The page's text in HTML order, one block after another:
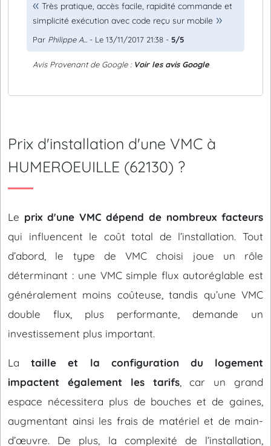
Très pratique, accès facile, rapidité commande et
simplicité exécution avec code reçu sur mobile
Par Philippe A... - Le 13/11/2017 21:38 - 5/5
Avis Provenant de Google : Voir les avis Google
Prix d'installation d'une VMC à
HUMEROEUILLE (62130) ?
Le prix d'une VMC dépend de nombreux facteurs
qui influencent le coût total de l’installation. Tout
d’abord, le type de VMC choisi joue un rôle
déterminant : une VMC simple flux autoréglable est
généralement moins coûteuse, tandis qu’une VMC
double flux, plus performante, demande un
investissement plus important.
Lataille et la configuration du logement
impactent également les tarifs, car un grand
espace nécessitera plus de bouches et de gaines,
augmentant ainsi les frais de matériel et de main-
d’œuvre. De plus, la complexité de l’installation,